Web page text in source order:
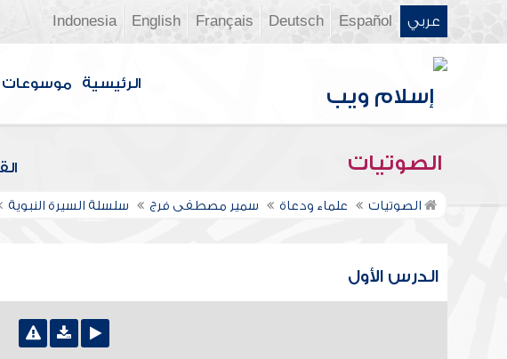
عربي Español
Deutsch
Français
English
Indonesia
الرئيسية موسوعات
الصوتيات
الصوتيات علماء ودعاة سمير مصطفى فرج سلسلة السيرة النبوية
الدرس الأول